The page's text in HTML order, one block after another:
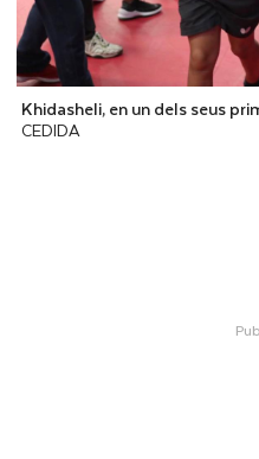
Khidasheli, en un dels seus
CEDIDA